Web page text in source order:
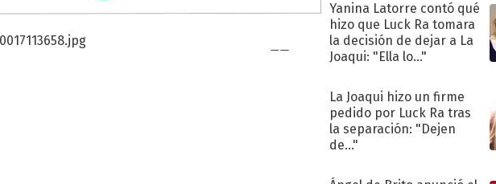
Yanina Latorre contó qué
hizo que Luck Ra tomara
la decisión de dejar a La
Joaqui: "Ella lo..."
La Joaqui hizo un firme
pedido por Luck Ra tras
la separación: "Dejen
de..."